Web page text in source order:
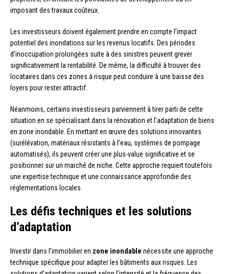
imposant des travaux coûteux.
Les investisseurs doivent également prendre en compte l’impact
potentiel des inondations sur les revenus locatifs. Des périodes
d’inoccupation prolongées suite à des sinistres peuvent grever
significativement la rentabilité. De même, la difficulté à trouver des
locataires dans ces zones à risque peut conduire à une baisse des
loyers pour rester attractif.
Néanmoins, certains investisseurs parviennent à tirer parti de cette
situation en se spécialisant dans la rénovation et l’adaptation de biens
en zone inondable. En mettant en œuvre des solutions innovantes
(surélévation, matériaux résistants à l’eau, systèmes de pompage
automatisés), ils peuvent créer une plus-value significative et se
positionner sur un marché de niche. Cette approche requiert toutefois
une expertise technique et une connaissance approfondie des
réglementations locales.
Les défis techniques et les solutions
d’adaptation
Investir dans l’immobilier en zone inondable nécessite une approche
technique spécifique pour adapter les bâtiments aux risques. Les